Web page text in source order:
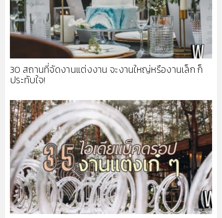
30 สถานที่จัดงานแต่งงาน จะงานใหญ่หรืองานเล็ก ก็
ประทับใจ!